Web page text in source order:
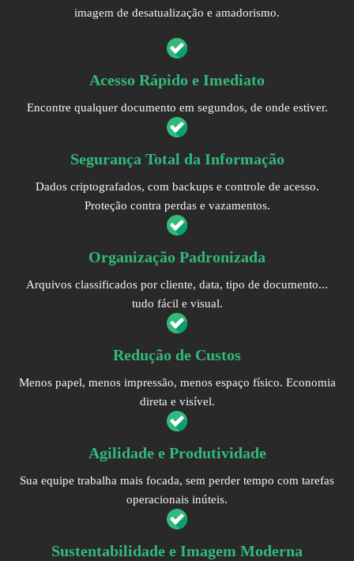
imagem de desatualização e amadorismo.
Acesso Rápido e Imediato
Encontre qualquer documento em segundos, de onde estiver.
Segurança Total da Informação
Dados criptografados, com backups e controle de acesso.
Proteção contra perdas e vazamentos.
Organização Padronizada
Arquivos classificados por cliente, data, tipo de documento...
tudo fácil e visual.
Redução de Custos
Menos papel, menos impressão, menos espaço físico. Economia
direta e visível.
Agilidade e Produtividade
Sua equipe trabalha mais focada, sem perder tempo com tarefas
operacionais inúteis.
Sustentabilidade e Imagem Moderna